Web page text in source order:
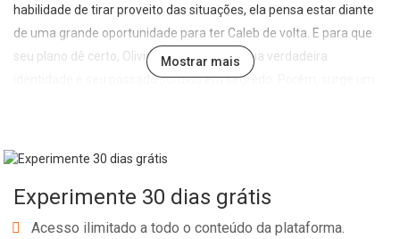
habilidade de tirar proveito das situações, ela pensa estar diante
de uma grande oportunidade para ter Caleb de volta. E para que
seu plano dê certo, Olivia precisa manter sua verdadeira
identidade e seu passado sórdido em segredo. Porém, surge um
dispostas a tudo para ter um homem que não se lembra mais
cria uma teia de novos eventos, em um processo que pode levá-la
a descobrir que sua busca pelo amor talvez a tenha feito
Mostrar mais
Experimente 30 dias grátis
Acesso ilimitado a todo o conteúdo da plataforma.